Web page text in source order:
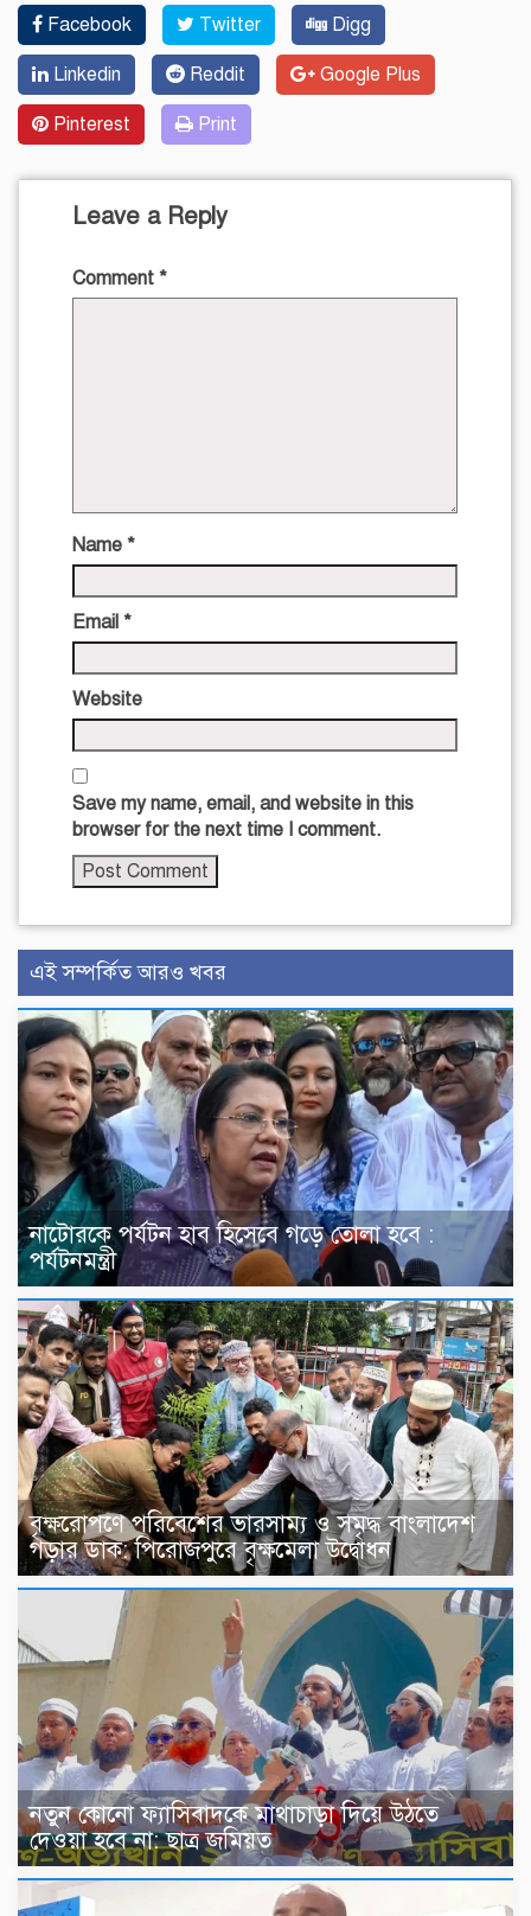
Facebook Twitter Digg
Linkedin Reddit Google Plus
Pinterest Print
Leave a Reply
Comment *
Name *
Email *
Website
Save my name, email, and website in this
browser for the next time I comment.
এই সম্পর্কিত আরও খবর
নাটোরকে পর্যটন হাব হিসেবে গড়ে তোলা হবে :
পর্যটনমন্ত্রী
বৃক্ষরোপণে পরিবেশের ভারসাম্য ও সমৃদ্ধ বাংলাদেশ
গড়ার ডাক: পিরোজপুরে বৃক্ষমেলা উদ্বোধন
নতুন কোনো ফ্যাসিবাদকে মাথাচাড়া দিয়ে উঠতে
দেওয়া হবে না: ছাত্র জমিয়ত